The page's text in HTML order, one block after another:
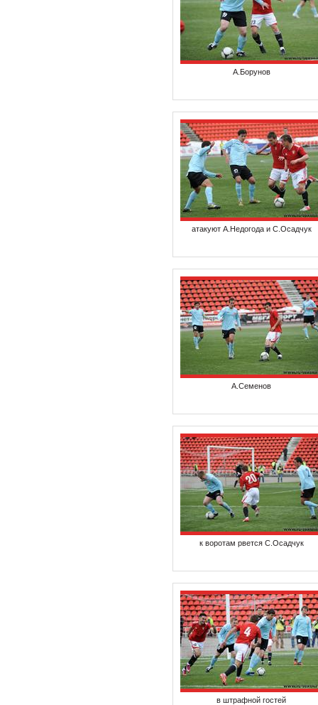
А.Борунов
атакуют А.Недогода и С.Осадчук
А.Семенов
к воротам рвется С.Осадчук
в штрафной гостей